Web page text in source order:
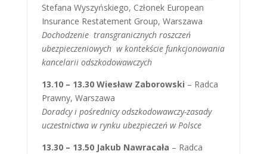
Stefana Wyszyńskiego, Członek European
Insurance Restatement Group, Warszawa
Dochodzenie transgranicznych roszczeń
ubezpieczeniowych w kontekście funkcjonowania
kancelarii odszkodowawczych
13.10 – 13.30 Wiesław Zaborowski – Radca
Prawny, Warszawa
Doradcy i pośrednicy odszkodowawczy-zasady
uczestnictwa w rynku ubezpieczeń w Polsce
13.30 – 13.50 Jakub Nawracała – Radca